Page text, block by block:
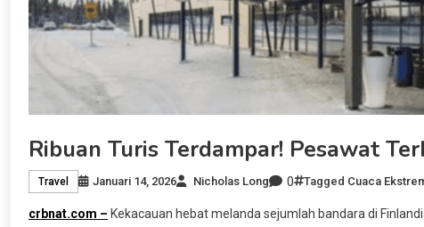
Ribuan Turis Terdampar! Pesawat
Travel Januari 14, 2026 Nicholas Long 0 Tagged Cuaca
crbnat.com – Kekacauan hebat melanda sejumlah bandara di